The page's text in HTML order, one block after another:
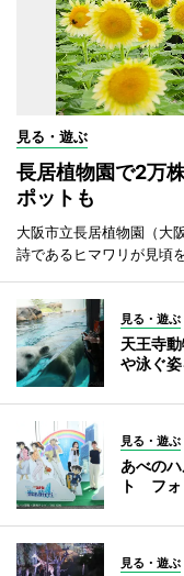
見る・遊ぶ
長居植物園で2万
ポットも
大阪市立長居植物園（大
詩であるヒマワリが見頃
見る・遊ぶ
天王寺
や泳ぐ
見る・遊ぶ
あべの
ト フォ
見る・遊ぶ